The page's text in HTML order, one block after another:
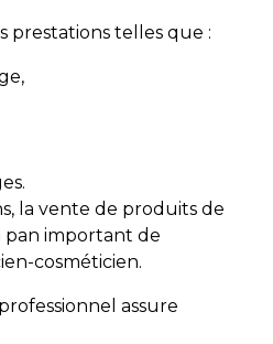
prestations telles que :
la vente de produits de
important de
cosméticien.
assure